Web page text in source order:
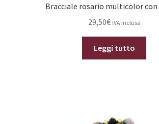
Bracciale rosario multicolor
29,50€ IVA inclusa
Leggi tutto